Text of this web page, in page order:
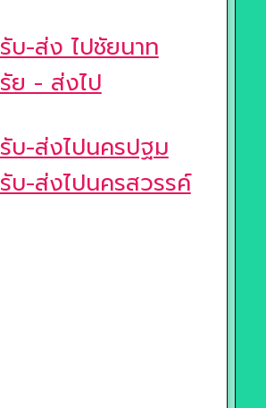
บ-ส่ง ไปชัยนาท
ย - ส่งไป
บ-ส่งไปนครปฐม
บ-ส่งไปนครสวรรค์